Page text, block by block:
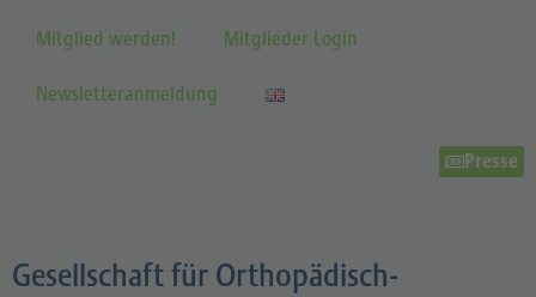
Mitglied werden! Mitglieder Login
Newsletteranmeldung
Presse
Gesellschaft für Orthopädisch-